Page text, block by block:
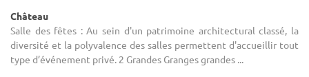
Château
Salle des fêtes : Au sein d'un patrimoine architectural classé, la
diversité et la polyvalence des salles permettent d'accueillir tout
type d’événement privé. 2 Grandes Granges grandes ...